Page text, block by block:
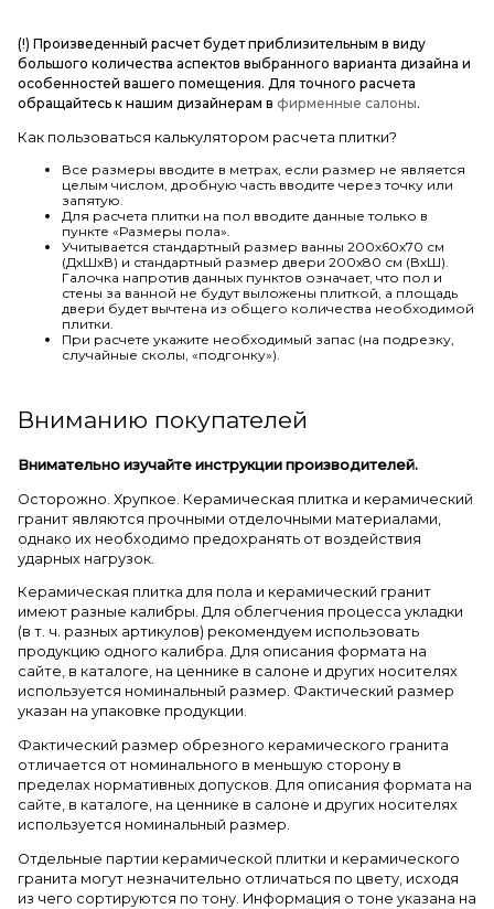
(!) Произведенный расчет будет приблизительным в виду
большого количества аспектов выбранного варианта дизайна и
особенностей вашего помещения. Для точного расчета
обращайтесь к нашим дизайнерам в фирменные салоны.
Как пользоваться калькулятором расчета плитки?
Все размеры вводите в метрах, если размер не является
целым числом, дробную часть вводите через точку или
запятую.
Для расчета плитки на пол вводите данные только в
пункте «Размеры пола».
Учитывается стандартный размер ванны 200х60х70 см
(ДхШхВ) и стандартный размер двери 200х80 см (ВхШ).
Галочка напротив данных пунктов означает, что пол и
стены за ванной не будут выложены плиткой, а площадь
двери будет вычтена из общего количества необходимой
плитки.
При расчете укажите необходимый запас (на подрезку,
случайные сколы, «подгонку»).
Вниманию покупателей
Внимательно изучайте инструкции производителей.
Осторожно. Хрупкое. Керамическая плитка и керамический
гранит являются прочными отделочными материалами,
однако их необходимо предохранять от воздействия
ударных нагрузок.
Керамическая плитка для пола и керамический гранит
имеют разные калибры. Для облегчения процесса укладки
(в т. ч. разных артикулов) рекомендуем использовать
продукцию одного калибра. Для описания формата на
сайте, в каталоге, на ценнике в салоне и других носителях
используется номинальный размер. Фактический размер
указан на упаковке продукции.
Фактический размер обрезного керамического гранита
отличается от номинального в меньшую сторону в
пределах нормативных допусков. Для описания формата на
сайте, в каталоге, на ценнике в салоне и других носителях
используется номинальный размер.
Отдельные партии керамической плитки и керамического
гранита могут незначительно отличаться по цвету, исходя
из чего сортируются по тону. Информация о тоне указана на